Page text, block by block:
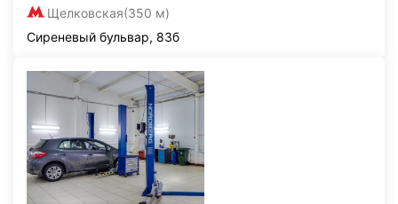
Щелковская(350 м)
Сиреневый бульвар, 83б